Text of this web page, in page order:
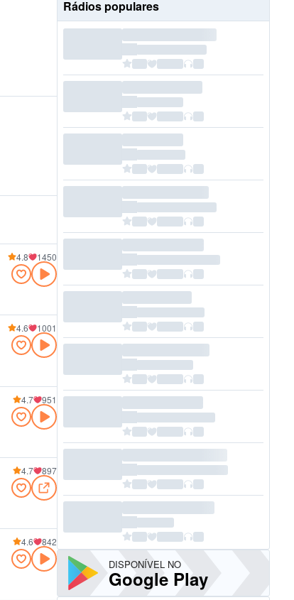
4.8 1450
4.6 1001
4.7 951
4.7 897
4.6 842
Rádios populares
DISPONÍVEL NO
Google Play